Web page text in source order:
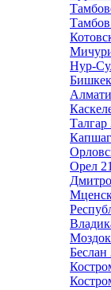
Тамбов
Нур-
Бишкек
Талгар
Орел 21
Моздок
Беслан